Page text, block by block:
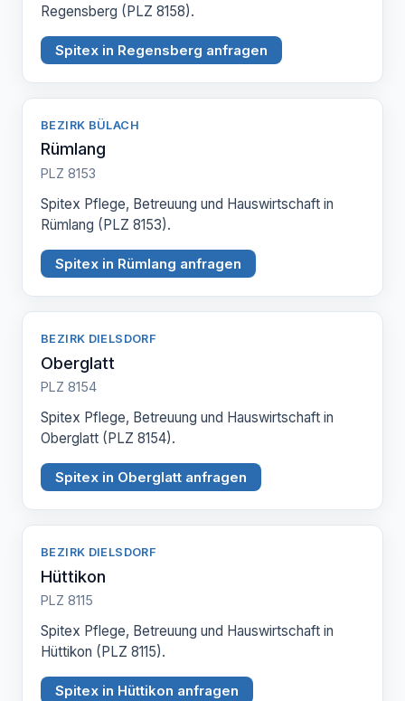
Regensberg (PLZ 8158).
Spitex in Regensberg anfragen
BEZIRK BÜLACH
Rümlang
PLZ 8153
Spitex Pflege, Betreuung und Hauswirtschaft in
Rümlang (PLZ 8153).
Spitex in Rümlang anfragen
BEZIRK DIELSDORF
Oberglatt
PLZ 8154
Spitex Pflege, Betreuung und Hauswirtschaft in
Oberglatt (PLZ 8154).
Spitex in Oberglatt anfragen
BEZIRK DIELSDORF
Hüttikon
PLZ 8115
Spitex Pflege, Betreuung und Hauswirtschaft in
Hüttikon (PLZ 8115).
Spitex in Hüttikon anfragen